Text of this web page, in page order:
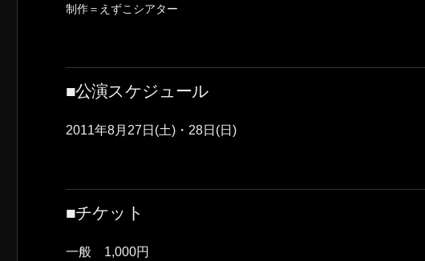
制作＝えずこシアター
■公演スケジュール
2011年8月27日(土)・28日(日)
■チケット
一般 1,000円